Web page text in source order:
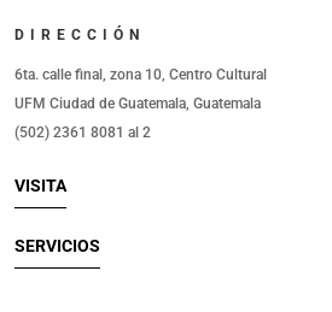
DIRECCIÓN
6ta. calle final, zona 10, Centro Cultural
UFM Ciudad de Guatemala, Guatemala
(502) 2361 8081 al 2
VISITA
SERVICIOS